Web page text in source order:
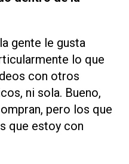
gente le gusta
lo que
con otros
ni sola. Bueno,
pero los que
que estoy con